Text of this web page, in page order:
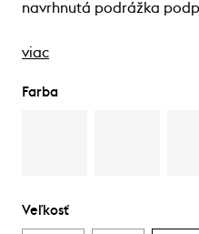
navrhnutá podrážka
viac
Farba
Veľkosť